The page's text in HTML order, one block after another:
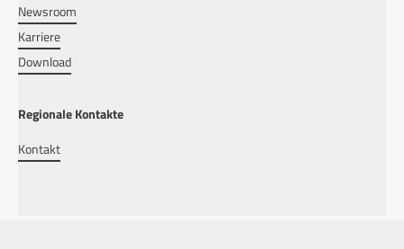
Newsroom
Karriere
Download
Regionale Kontakte
Kontakt